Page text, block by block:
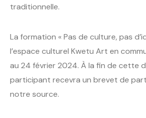
traditionnelle.
La formation « Pas de culture, pas
l’espace culturel Kwetu Art en
au 24 février 2024. À la fin de cette
participant recevra un brevet de
notre source.